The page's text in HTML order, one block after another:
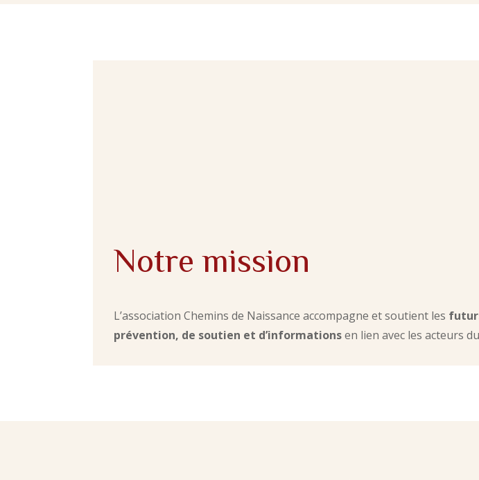
Notre mission
L’association Chemins de Naissance accompagne et soutient les
prévention, de soutien et d’informationsen lien avec les acteurs